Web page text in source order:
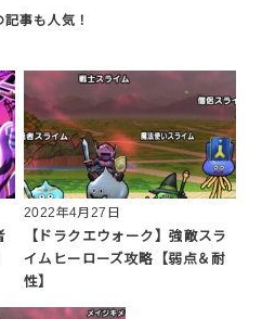
2022年4月27日
【ドラクエウォーク】強敵スラ
イムヒーローズ攻略【弱点＆耐
性】